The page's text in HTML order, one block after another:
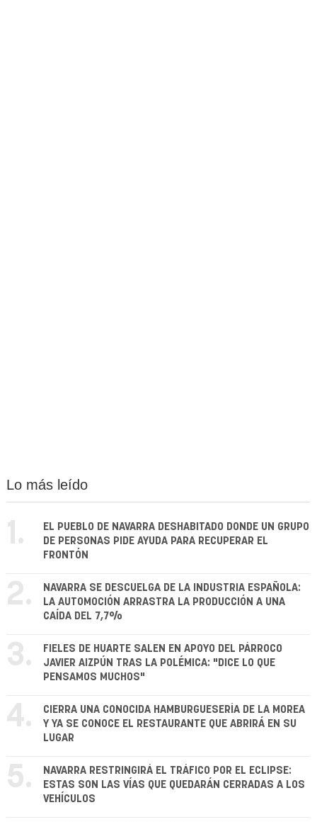
Lo más leído
1.
EL PUEBLO DE NAVARRA DESHABITADO DONDE UN GRUPO
DE PERSONAS PIDE AYUDA PARA RECUPERAR EL
FRONTÓN
2.
NAVARRA SE DESCUELGA DE LA INDUSTRIA ESPAÑOLA:
LA AUTOMOCIÓN ARRASTRA LA PRODUCCIÓN A UNA
CAÍDA DEL 7,7%
3.
FIELES DE HUARTE SALEN EN APOYO DEL PÁRROCO
JAVIER AIZPÚN TRAS LA POLÉMICA: "DICE LO QUE
PENSAMOS MUCHOS"
4.
CIERRA UNA CONOCIDA HAMBURGUESERÍA DE LA MOREA
Y YA SE CONOCE EL RESTAURANTE QUE ABRIRÁ EN SU
LUGAR
5.
NAVARRA RESTRINGIRÁ EL TRÁFICO POR EL ECLIPSE:
ESTAS SON LAS VÍAS QUE QUEDARÁN CERRADAS A LOS
VEHÍCULOS